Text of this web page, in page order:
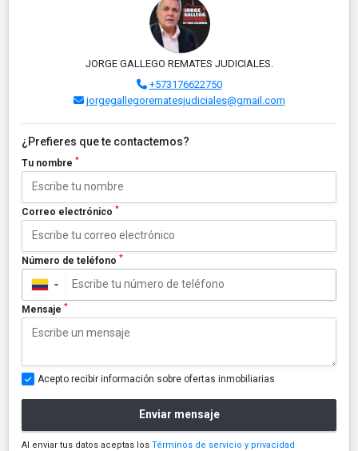
JORGE GALLEGO REMATES JUDICIALES.
+573176622750
jorgegallegorematesjudiciales@gmail.com
¿Prefieres que te contactemos?
Tu nombre *
Correo electrónico *
Número de teléfono *
▼
Mensaje *
Acepto recibir información sobre ofertas inmobiliarias
Enviar mensaje
Al enviar tus datos aceptas los Términos de servicio y privacidad